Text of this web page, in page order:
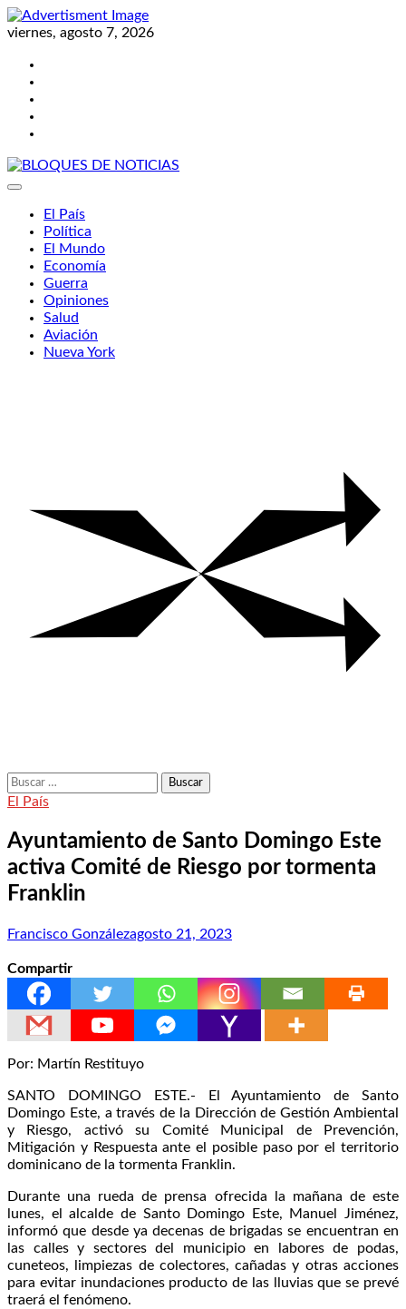
Skip
to
viernes, agosto 7, 2026
El País
Política
El Mundo
Economía
Guerra
Opiniones
Salud
Aviación
Nueva York
Buscar:
El País
Ayuntamiento de Santo Domingo Este
activa Comité de Riesgo por tormenta
Franklin
Francisco Gonzálezagosto 21, 2023
Compartir
Por: Martín Restituyo
SANTO DOMINGO ESTE.- El Ayuntamiento de Santo
Domingo Este, a través de la Dirección de Gestión Ambiental
y Riesgo, activó su Comité Municipal de Prevención,
Mitigación y Respuesta ante el posible paso por el territorio
dominicano de la tormenta Franklin.
Durante una rueda de prensa ofrecida la mañana de este
lunes, el alcalde de Santo Domingo Este, Manuel Jiménez,
informó que desde ya decenas de brigadas se encuentran en
las calles y sectores del municipio en labores de podas,
cuneteos, limpiezas de colectores, cañadas y otras acciones
para evitar inundaciones producto de las lluvias que se prevé
traerá el fenómeno.